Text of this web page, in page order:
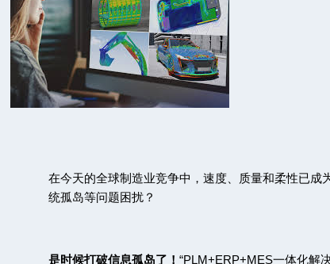
在今天的全球制造业竞争中，速度、质量和柔性已
统孤岛等问题困扰？
是时候打破信息孤岛了 ！ “PLM+ERP+MES一体化解